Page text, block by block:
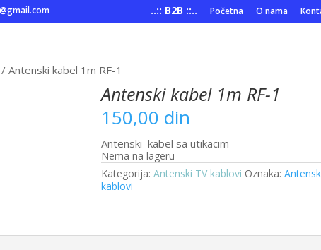
..:: B2B ::.. Početna O nama
/ Antenski kabel 1m RF-1
Antenski kabel 1m RF-1
150,00 din
Antenski kabel sa utikacim
Nema na lageru
Kategorija:Antenski TV kablovi Oznaka:
kablovi